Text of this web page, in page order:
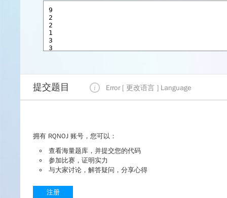
提交题目 Error [ 更改语言 ] Language
拥有 RQNOJ 账号，您可以：
查看海量题库，并提交您的代码
参加比赛，证明实力
与大家讨论，解答疑问，分享心得
注册